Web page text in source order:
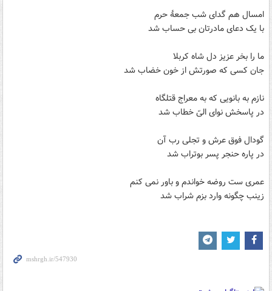
امسال هم گدای شب جمعۀ حرم
با یک دعای مادرتان بی حساب شد
ما را بخر عزیز دل شاه کربلا
جان کسی که صورتش از خون خضاب شد
نازم به بانویی که به معراج قتلگاه
در پاسخش نوای الیّ خطاب شد
گودال فوق عرش و تجلی رب آن
در پاره حنجر پسر بوتراب شد
عمری ست روضه خواندم و باور نمی کنم
زینب چگونه وارد بزم شراب شد